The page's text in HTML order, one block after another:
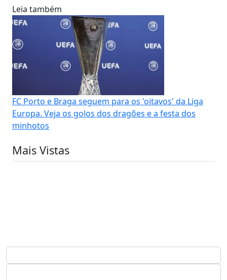
Leia também
FC Porto e Braga seguem para os 'oitavos' da Liga
Europa. Veja os golos dos dragões e a festa dos
minhotos
Mais Vistas